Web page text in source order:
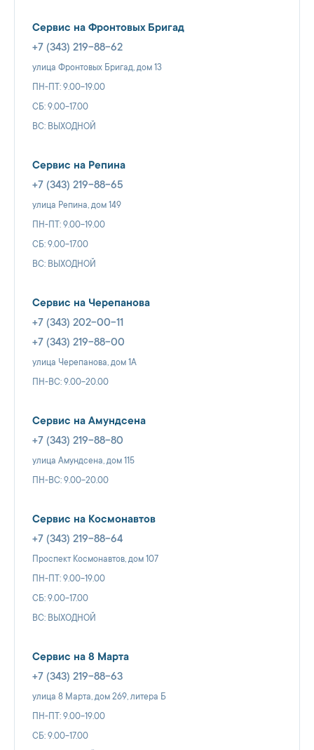
Сервис на Фронтовых Бригад
+7 (343) 219-88-62
улица Фронтовых Бригад, дом 13
ПН-ПТ: 9.00-19.00
СБ: 9.00-17.00
ВС: ВЫХОДНОЙ
Сервис на Репина
+7 (343) 219-88-65
улица Репина, дом 149
ПН-ПТ: 9.00-19.00
СБ: 9.00-17.00
ВС: ВЫХОДНОЙ
Сервис на Черепанова
+7 (343) 202-00-11
+7 (343) 219-88-00
улица Черепанова, дом 1А
ПН-ВС: 9.00-20.00
Сервис на Амундсена
+7 (343) 219-88-80
улица Амундсена, дом 115
ПН-ВС: 9.00-20.00
Сервис на Космонавтов
+7 (343) 219-88-64
Проспект Космонавтов, дом 107
ПН-ПТ: 9.00-19.00
СБ: 9.00-17.00
ВС: ВЫХОДНОЙ
Сервис на 8 Марта
+7 (343) 219-88-63
улица 8 Марта, дом 269, литера Б
ПН-ПТ: 9.00-19.00
СБ: 9.00-17.00